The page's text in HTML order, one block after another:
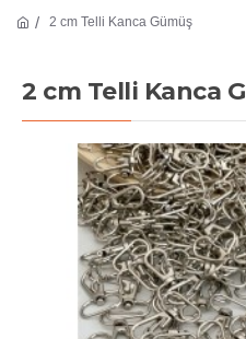
2 cm Telli Kanca Gümüş
2 cm Telli Kanca